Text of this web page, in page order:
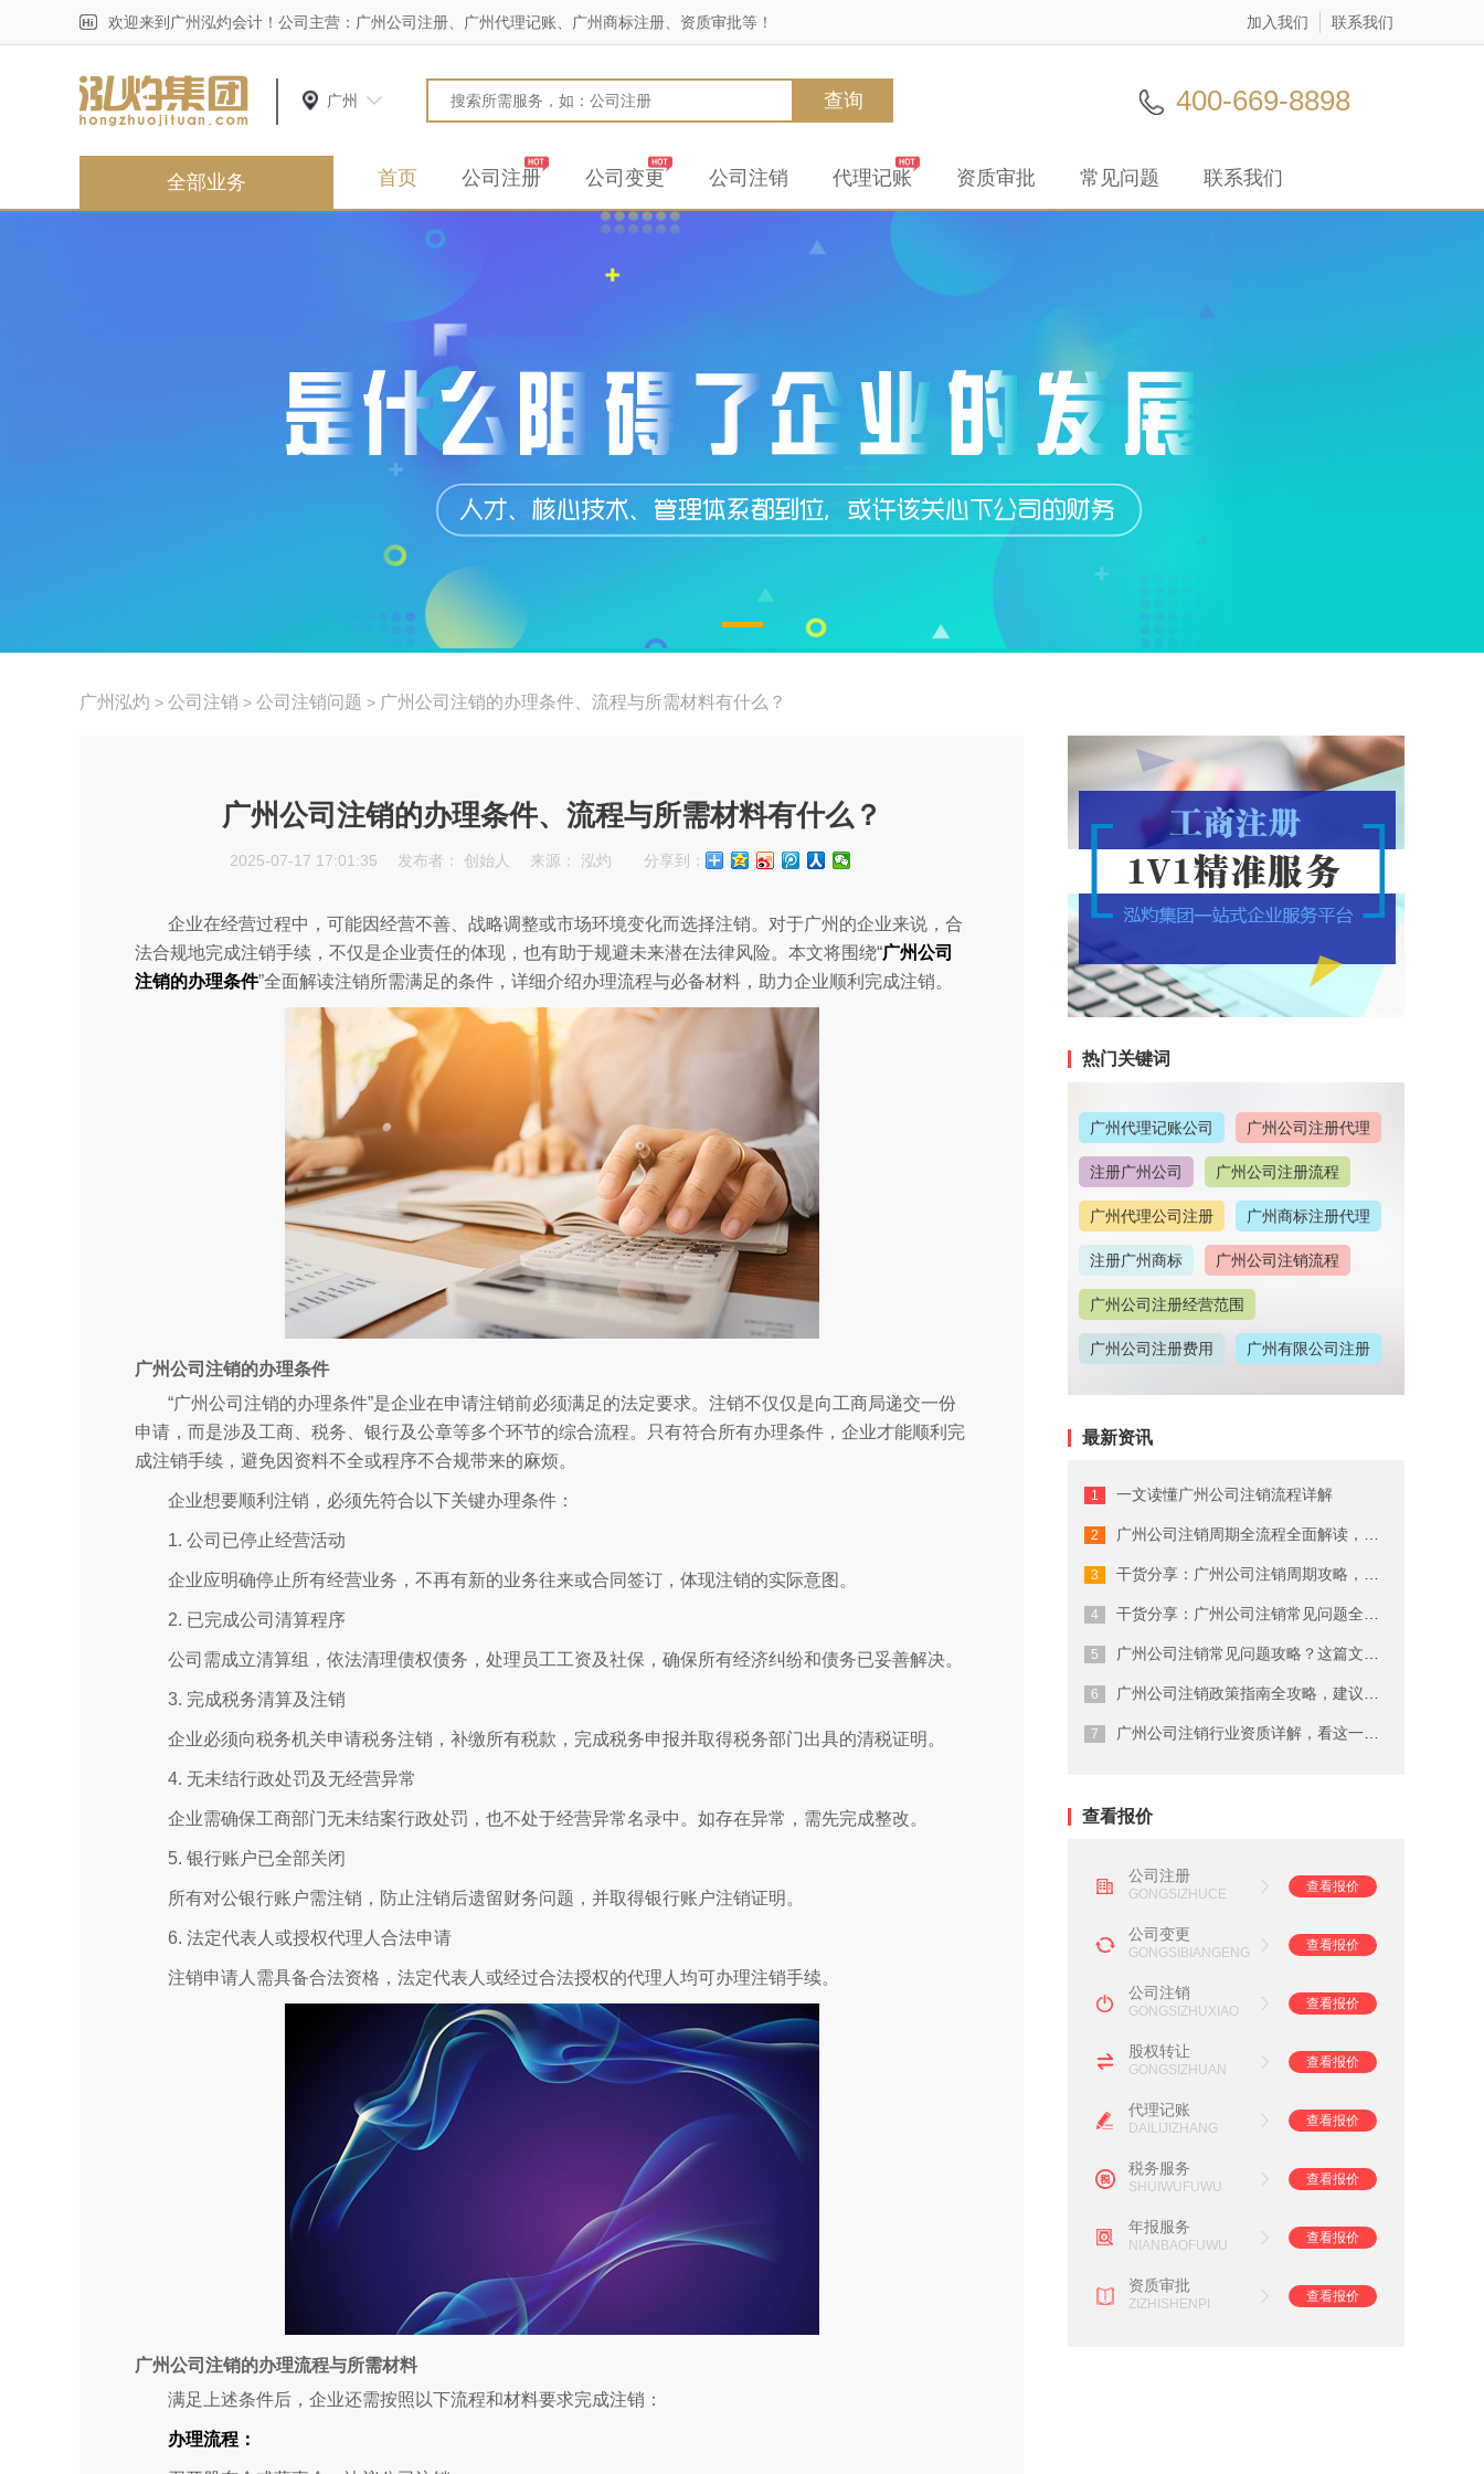
欢迎来到广州泓灼会计！公司主营：广州公司注册、广州代理记账、广州商标注册、资质审批等！ 加入我们 联系我们
广州 400-669-8898
查询
全部业务 首页 公司注册 公司变更 公司注销 代理记账 资质审批 常见问题 联系我们
广州泓灼 > 公司注销 > 公司注销问题 > 广州公司注销的办理条件、流程与所需材料有什么？
广州公司注销的办理条件、流程与所需材料有什么？
2025-07-17 17:01:35 发布者： 创始人 来源： 泓灼 分享到：
企业在经营过程中，可能因经营不善、战略调整或市场环境变化而选择注销。对于广州的企业来说，合
法合规地完成注销手续，不仅是企业责任的体现，也有助于规避未来潜在法律风险。本文将围绕“广州公司
注销的办理条件”全面解读注销所需满足的条件，详细介绍办理流程与必备材料，助力企业顺利完成注销。
广州公司注销的办理条件
“广州公司注销的办理条件”是企业在申请注销前必须满足的法定要求。注销不仅仅是向工商局递交一份
申请，而是涉及工商、税务、银行及公章等多个环节的综合流程。只有符合所有办理条件，企业才能顺利完
成注销手续，避免因资料不全或程序不合规带来的麻烦。
企业想要顺利注销，必须先符合以下关键办理条件：
1. 公司已停止经营活动
企业应明确停止所有经营业务，不再有新的业务往来或合同签订，体现注销的实际意图。
2. 已完成公司清算程序
公司需成立清算组，依法清理债权债务，处理员工工资及社保，确保所有经济纠纷和债务已妥善解决。
3. 完成税务清算及注销
企业必须向税务机关申请税务注销，补缴所有税款，完成税务申报并取得税务部门出具的清税证明。
4. 无未结行政处罚及无经营异常
企业需确保工商部门无未结案行政处罚，也不处于经营异常名录中。如存在异常，需先完成整改。
5. 银行账户已全部关闭
所有对公银行账户需注销，防止注销后遗留财务问题，并取得银行账户注销证明。
6. 法定代表人或授权代理人合法申请
注销申请人需具备合法资格，法定代表人或经过合法授权的代理人均可办理注销手续。
广州公司注销的办理流程与所需材料
满足上述条件后，企业还需按照以下流程和材料要求完成注销：
办理流程：
热门关键词
广州代理记账公司 广州公司注册代理
注册广州公司 广州公司注册流程
广州代理公司注册 广州商标注册代理
注册广州商标 广州公司注销流程
广州公司注册经营范围
广州公司注册费用 广州有限公司注册
广州公司注册地址
广州代理记账收费情况
广州商标注册费用有哪些
广州代理公司注册注意事项
在广州注册商标的流程及费用
广州劳务派遣资质申请流程
广州营业执照注销流程
广州会计代理记账公司
最新资讯
一文读懂广州公司注销流程详解
广州公司注销周期全流程全面解读，终于...
干货分享：广州公司注销周期攻略，建议...
干货分享：广州公司注销常见问题全流程...
广州公司注销常见问题攻略？这篇文章说...
广州公司注销政策指南全攻略，建议收藏
广州公司注销行业资质详解，看这一篇就...
查看报价
公司注册
GONGSIZHUCE
查看报价
公司变更
GONGSIBIANGENG
查看报价
公司注销
GONGSIZHUXIAO
查看报价
股权转让
GONGSIZHUAN
查看报价
代理记账
DAILIJIZHANG
查看报价
税务服务
SHUIWUFUWU
查看报价
年报服务
NIANBAOFUWU
查看报价
资质审批
ZIZHISHENPI
查看报价